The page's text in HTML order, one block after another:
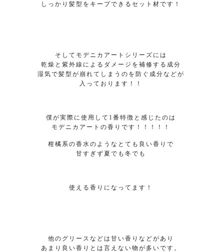
しっかり髪型をキープできるセット材です！
そしてモデニカアートシリーズには
乾燥と紫外線によるダメージを補修する成分
湿気で髪型が崩れてしまうのを防ぐ成分などが
入っております！！
僕が実際に使用して1番特徴と感じたのは
モデニカアートの香りです！！！！！
柑橘系の香水のようなとても良い香りで
甘すぎず夏でも冬でも
使える香りになってます！
他のグリースなどは甘い香りなどがあり
あまり良い香りとは言えない物が多いです。